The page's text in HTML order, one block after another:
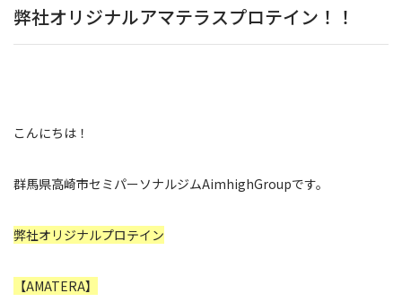
弊社オリジナルアマテラスプロテイン！！
こんにちは！
群馬県高崎市セミパーソナルジムAimhighGroupです。
弊社オリジナルプロテイン
【AMATERA】